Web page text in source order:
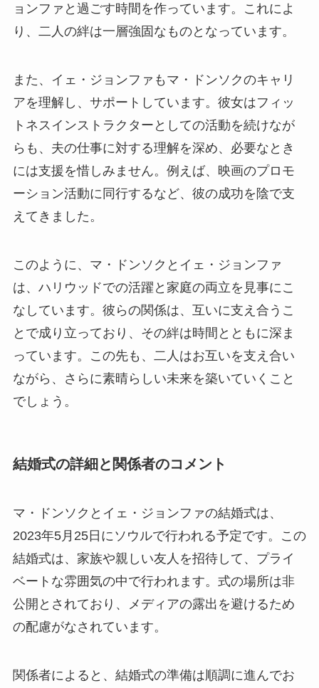
ョンファと過ごす時間を作っています。これによ
り、二人の絆は一層強固なものとなっています。
また、イェ・ジョンファもマ・ドンソクのキャリ
アを理解し、サポートしています。彼女はフィッ
トネスインストラクターとしての活動を続けなが
らも、夫の仕事に対する理解を深め、必要なとき
には支援を惜しみません。例えば、映画のプロモ
ーション活動に同行するなど、彼の成功を陰で支
えてきました。
このように、マ・ドンソクとイェ・ジョンファ
は、ハリウッドでの活躍と家庭の両立を見事にこ
なしています。彼らの関係は、互いに支え合うこ
とで成り立っており、その絆は時間とともに深ま
っています。この先も、二人はお互いを支え合い
ながら、さらに素晴らしい未来を築いていくこと
でしょう。
結婚式の詳細と関係者のコメント
マ・ドンソクとイェ・ジョンファの結婚式は、
2023年5月25日にソウルで行われる予定です。この
結婚式は、家族や親しい友人を招待して、プライ
ベートな雰囲気の中で行われます。式の場所は非
公開とされており、メディアの露出を避けるため
の配慮がなされています。
関係者によると、結婚式の準備は順調に進んでお